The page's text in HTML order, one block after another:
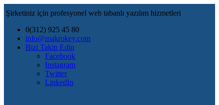
Şirketiniz için profesyonel web tabanlı yazılım hizmetleri
0(312) 925 45 80
info@makrokey.com
Bizi Takip Edin
Facebook
Instagram
Twitter
LinkedIn